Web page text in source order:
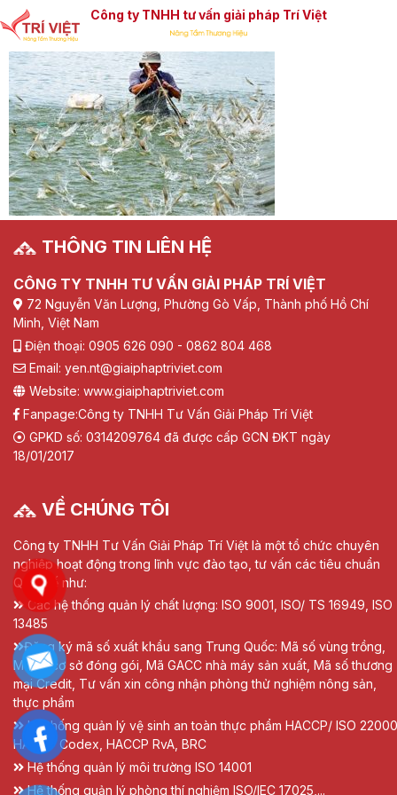
Công ty TNHH tư vấn giải pháp Trí Việt
THÔNG TIN LIÊN HỆ
CÔNG TY TNHH TƯ VẤN GIẢI PHÁP TRÍ VIỆT
72 Nguyễn Văn Lượng, Phường Gò Vấp, Thành phố Hồ Chí
Minh, Việt Nam
Điện thoại: 0905 626 090 - 0862 804 468
Email: yen.nt@giaiphaptriviet.com
Website: www.giaiphaptriviet.com
Fanpage:Công ty TNHH Tư Vấn Giải Pháp Trí Việt
GPKD số: 0314209764 đã được cấp GCN ĐKT ngày
18/01/2017
VỀ CHÚNG TÔI
Công ty TNHH Tư Vấn Giải Pháp Trí Việt là một tổ chức chuyên
nghiệp hoạt động trong lĩnh vực đào tạo, tư vấn các tiêu chuẩn
Quốc tế như:
Các hệ thống quản lý chất lượng: ISO 9001, ISO/ TS 16949, ISO
13485
Đăng ký mã số xuất khẩu sang Trung Quốc: Mã số vùng trồng,
Mã số cơ sở đóng gói, Mã GACC nhà máy sản xuất, Mã số thương
mại Credit, Tư vấn xin công nhận phòng thử nghiệm nông sản,
thực phẩm
Hệ thống quản lý vệ sinh an toàn thực phẩm HACCP/ ISO
HACCP Codex, HACCP RvA, BRC
Hệ thống quản lý môi trường ISO 14001
Hệ thống quản lý phòng thí nghiệm ISO/IEC 17025,...